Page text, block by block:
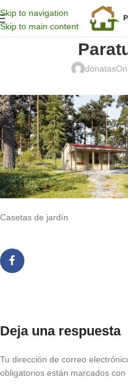
Skip to navigation
Skip to main content
donatas
Casetas de jardín
Deja una respuesta
Tu dirección de correo
obligatorios están marcados con